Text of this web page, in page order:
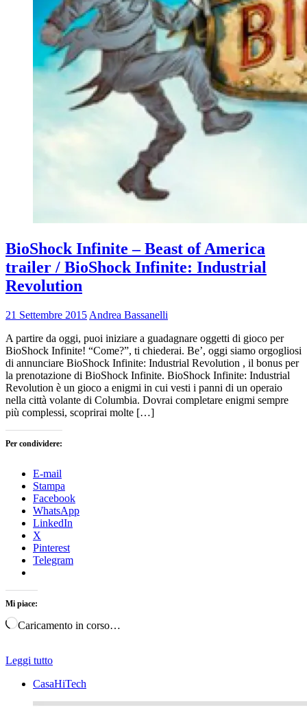
BioShock Infinite – Beast of America
trailer / BioShock Infinite: Industrial
Revolution
21 Settembre 2015 Andrea Bassanelli
A partire da oggi, puoi iniziare a guadagnare oggetti di gioco per
BioShock Infinite! “Come?”, ti chiederai. Be’, oggi siamo orgogliosi
di annunciare BioShock Infinite: Industrial Revolution , il bonus per
la prenotazione di BioShock Infinite. BioShock Infinite: Industrial
Revolution è un gioco a enigmi in cui vesti i panni di un operaio
nella città volante di Columbia. Dovrai completare enigmi sempre
più complessi, scoprirai molte […]
Per condividere:
E-mail
Stampa
Facebook
WhatsApp
LinkedIn
X
Pinterest
Telegram
Mi piace:
Caricamento in corso…
Leggi tutto
CasaHiTech